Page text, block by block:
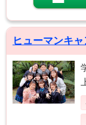
ヒューマンキ